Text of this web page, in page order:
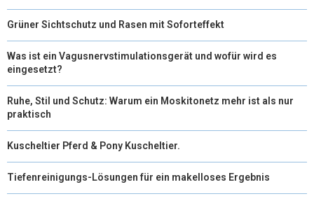
Grüner Sichtschutz und Rasen mit Soforteffekt
Was ist ein Vagusnervstimulationsgerät und wofür wird es
eingesetzt?
Ruhe, Stil und Schutz: Warum ein Moskitonetz mehr ist als nur
praktisch
Kuscheltier Pferd & Pony Kuscheltier.
Tiefenreinigungs-Lösungen für ein makelloses Ergebnis